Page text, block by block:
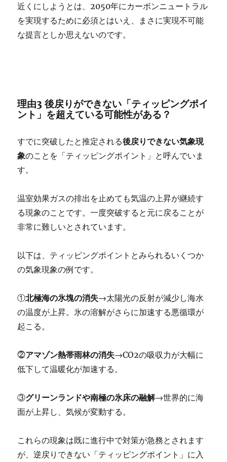
近くにしようとは、2050年にカーボンニュートラル
を実現するために必須とはいえ、まさに実現不可能
な提言としか思えないのです。
理由3 後戻りができない「ティッピングポイ
ント」を超えている可能性がある？
すでに突破したと推定される後戻りできない気象現
象のことを「ティッピングポイント」と呼んでいま
す。
温室効果ガスの排出を止めても気温の上昇が継続す
る現象のことです。一度突破すると元に戻ることが
非常に難しいとされています。
以下は、ティッピングポイントとみられるいくつか
の気象現象の例です。
①北極海の氷塊の消失→太陽光の反射が減少し海水
の温度が上昇。氷の溶解がさらに加速する悪循環が
起こる。
⓶アマゾン熱帯雨林の消失→CO2の吸収力が大幅に
低下して温暖化が加速する。
③グリーンランドや南極の氷床の融解→世界的に海
面が上昇し、気候が変動する。
これらの現象は既に進行中で対策が急務とされます
が、逆戻りできない「ティッピングポイント」に入